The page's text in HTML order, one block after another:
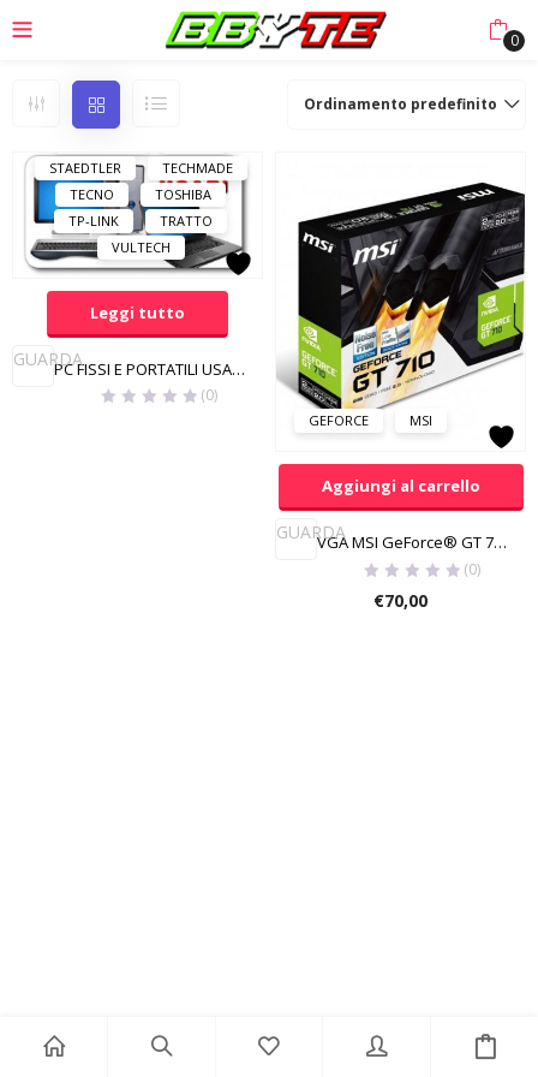
0
Ordinamento predefinito
MACH POWER
MSI
PNY
RAYOVAC
STAEDTLER
TECHMADE
TECNO
TOSHIBA
TP-LINK
TRATTO
VULTECH
Leggi tutto
GUARDA PC FISSI E PORTATILI USATI E GARANTITI
(0)
GEFORCE MSI
Aggiungi al carrello
GUARDA VGA MSI GeForce® GT 710 2GB 2GD3H
(0)
€70,00